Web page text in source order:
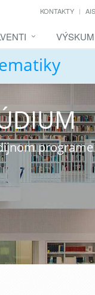
KONTAKTY AIS
VÝSKUM
programe